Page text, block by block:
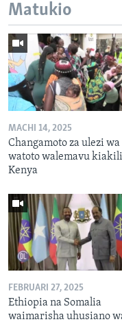
Matukio
MACHI 14, 2025
Changamoto za ulezi wa
watoto walemavu kiakili
Kenya
FEBRUARI 27, 2025
Ethiopia na Somalia
waimarisha uhusiano